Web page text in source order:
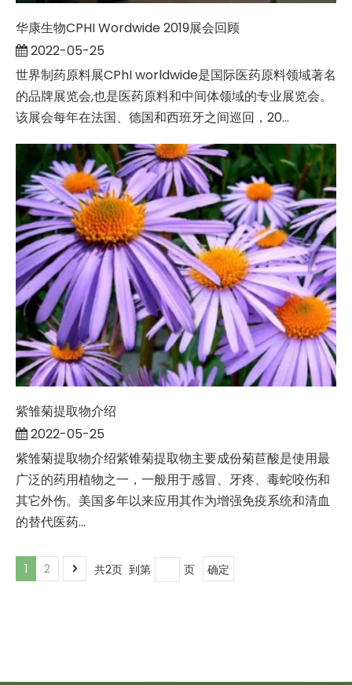
华康生物CPHI Wordwide 2019展会回顾
2022-05-25
世界制药原料展CPhI worldwide是国际医药原料领域著名
的品牌展览会,也是医药原料和中间体领域的专业展览会。
该展会每年在法国、德国和西班牙之间巡回，20...
紫雏菊提取物介绍
2022-05-25
紫雏菊提取物介绍紫锥菊提取物主要成份菊苣酸是使用最
广泛的药用植物之一，一般用于感冒、牙疼、毒蛇咬伤和
其它外伤。美国多年以来应用其作为增强免疫系统和清血
的替代医药...
1 2 共2页 到第 页 确定